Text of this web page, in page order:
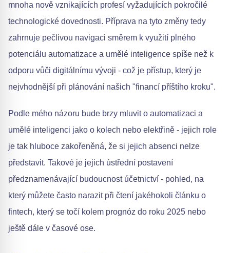
mnoha nově vznikajících profesí vyžadujících pokročilé
technologické dovednosti. Příprava na tyto změny tedy
zahrnuje pečlivou navigaci směrem k využití plného
potenciálu automatizace a umělé inteligence spíše než k
odporu vůči digitálnímu vývoji - což je přístup, který je
nejvhodnější při plánování našich "financí příštího kroku".
Podle mého názoru bude brzy mluvit o automatizaci a
umělé inteligenci jako o kolech nebo elektřině - jejich role
je tak hluboce zakořeněná, že si jejich absenci nelze
představit. Takové je jejich ústřední postavení
předznamenávající budoucnost účetnictví - pohled, na
který můžete často narazit při čtení jakéhokoli článku o
fintech, který se točí kolem prognóz do roku 2025 nebo
ještě dále v časové ose.